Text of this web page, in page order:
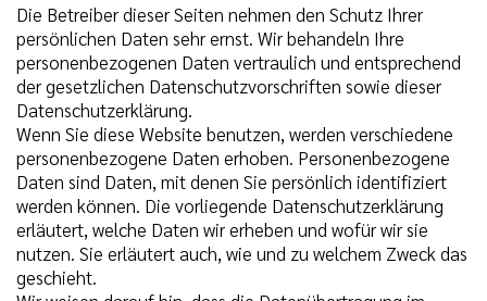
Die Betreiber dieser Seiten nehmen den Schutz Ihrer
persönlichen Daten sehr ernst. Wir behandeln Ihre
personenbezogenen Daten vertraulich und entsprechend
der gesetzlichen Datenschutzvorschriften sowie dieser
Datenschutzerklärung.
Wenn Sie diese Website benutzen, werden verschiedene
personenbezogene Daten erhoben. Personenbezogene
Daten sind Daten, mit denen Sie persönlich identifiziert
werden können. Die vorliegende Datenschutzerklärung
erläutert, welche Daten wir erheben und wofür wir sie
nutzen. Sie erläutert auch, wie und zu welchem Zweck das
geschieht.